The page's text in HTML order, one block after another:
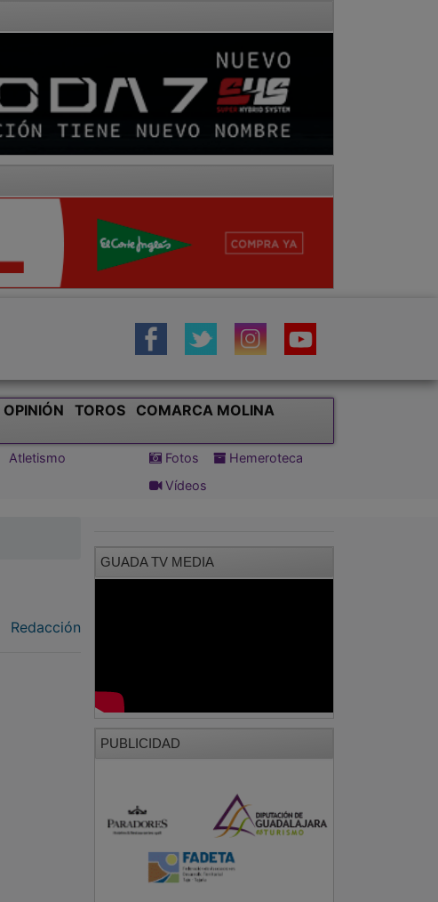
OPINIÓN TOROS
COMARCA MOLINA
Atletismo
Fotos
Hemeroteca
Vídeos
Redacción
GUADA TV MEDIA
PUBLICIDAD